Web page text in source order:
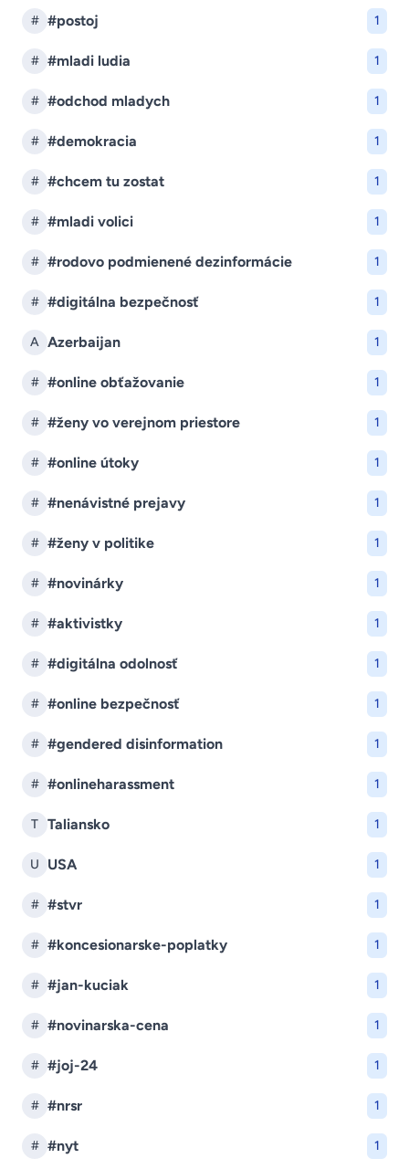
# #postoj 1
# #mladi ludia 1
# #odchod mladych 1
# #demokracia 1
# #chcem tu zostat 1
# #mladi volici 1
# #rodovo podmienené dezinformácie 1
# #digitálna bezpečnosť 1
A Azerbaijan 1
# #online obťažovanie 1
# #ženy vo verejnom priestore 1
# #online útoky 1
# #nenávistné prejavy 1
# #ženy v politike 1
# #novinárky 1
# #aktivistky 1
# #digitálna odolnosť 1
# #online bezpečnosť 1
# #gendered disinformation 1
# #onlineharassment 1
T Taliansko 1
U USA 1
# #stvr 1
# #koncesionarske-poplatky 1
# #jan-kuciak 1
# #novinarska-cena 1
# #joj-24 1
# #nrsr 1
# #nyt 1